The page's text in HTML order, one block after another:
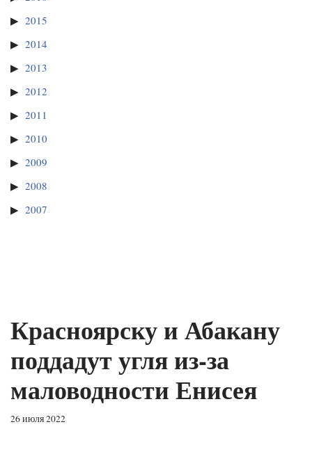
2015
2014
2013
2012
2011
2010
2009
2008
2007
Красноярску и Абакану
поддадут угля из‑за
маловодности Енисея
26 июля 2022